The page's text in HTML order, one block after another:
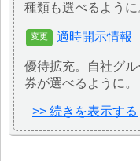
種類も選べるように
適時開示情報
優待拡充。自社グ
券が選べるように。
>> 続きを表示する